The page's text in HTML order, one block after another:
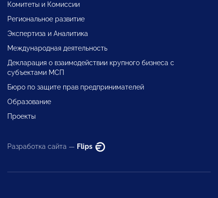
Комитеты и Комиссии
Региональное развитие
Экспертиза и Аналитика
Международная деятельность
Декларация о взаимодействии крупного бизнеса с
субъектами МСП
Бюро по защите прав предпринимателей
Образование
Проекты
Разработка сайта — Flips